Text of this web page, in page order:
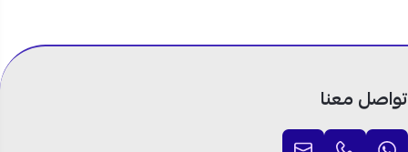
تواصل معنا